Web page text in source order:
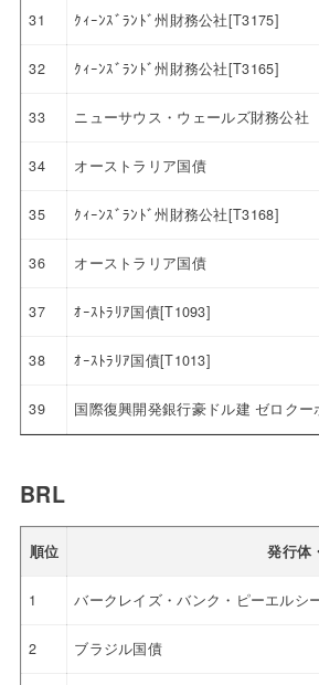
31 ｸｨｰﾝｽﾞﾗﾝﾄﾞ州財務公社[T3175]
32 ｸｨｰﾝｽﾞﾗﾝﾄﾞ州財務公社[T3165]
33 ニューサウス・ウェールズ財務公社
34 オーストラリア国債
35 ｸｨｰﾝｽﾞﾗﾝﾄﾞ州財務公社[T3168]
36 オーストラリア国債
37 ｵｰｽﾄﾗﾘｱ国債[T1093]
38 ｵｰｽﾄﾗﾘｱ国債[T1013]
39 国際復興開発銀行豪ドル建 ゼロクー
BRL
順位 発行体
1 バークレイズ・バンク・ピーエルシ
2 ブラジル国債